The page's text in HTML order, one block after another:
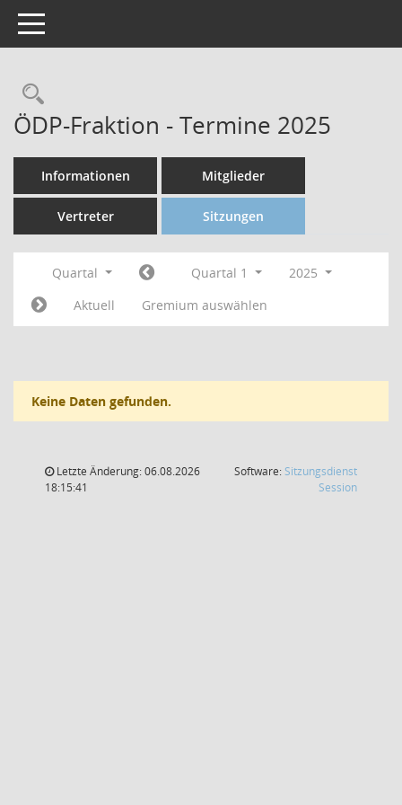
Toggle navigation
ÖDP-Fraktion - Termine 2025
Informationen Mitglieder
Vertreter Sitzungen
Quartal Quartal 1
2025
Aktuell
Gremium auswählen
Keine Daten gefunden.
Letzte Änderung: 06.08.2026
18:15:41
Software: Sitzungsdienst
Session(Wird in